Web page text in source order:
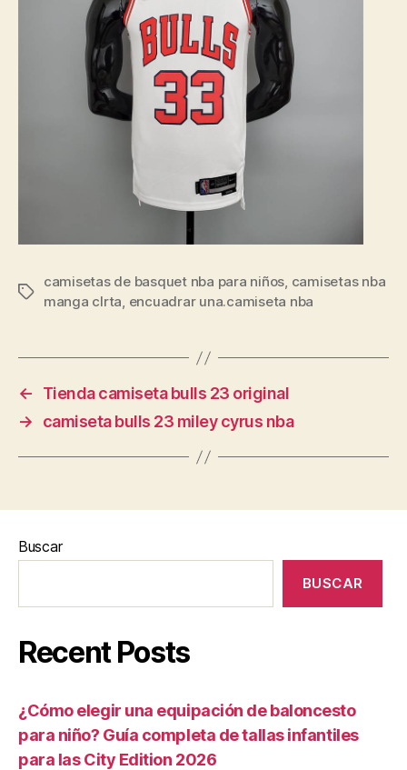
Etiquetas
camisetas de basquet nba para niños, camisetas nba
manga clrta, encuadrar una.camiseta nba
←
Tienda camiseta bulls 23 original
→
camiseta bulls 23 miley cyrus nba
Buscar
BUSCAR
Recent Posts
¿Cómo elegir una equipación de baloncesto
para niño? Guía completa de tallas infantiles
para las City Edition 2026